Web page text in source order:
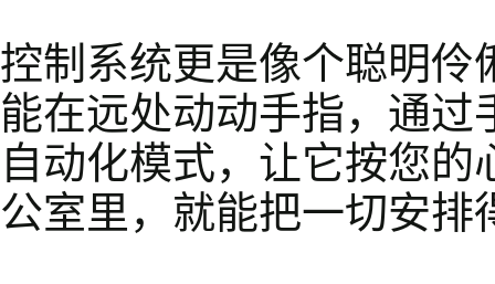
控制系统更是像个聪明
能在远处动动手指，通
自动化模式，让它按您
公室里，就能把一切安